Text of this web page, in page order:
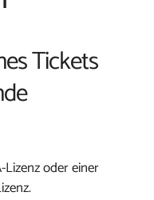
Tickets
oder einer